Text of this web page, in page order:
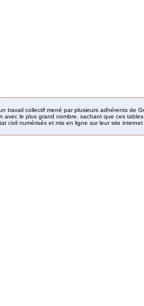
travail collectif mené par plusieurs adhérents de
avec le plus grand nombre, sachant que ces
civil numérisés et mis en ligne sur leur site